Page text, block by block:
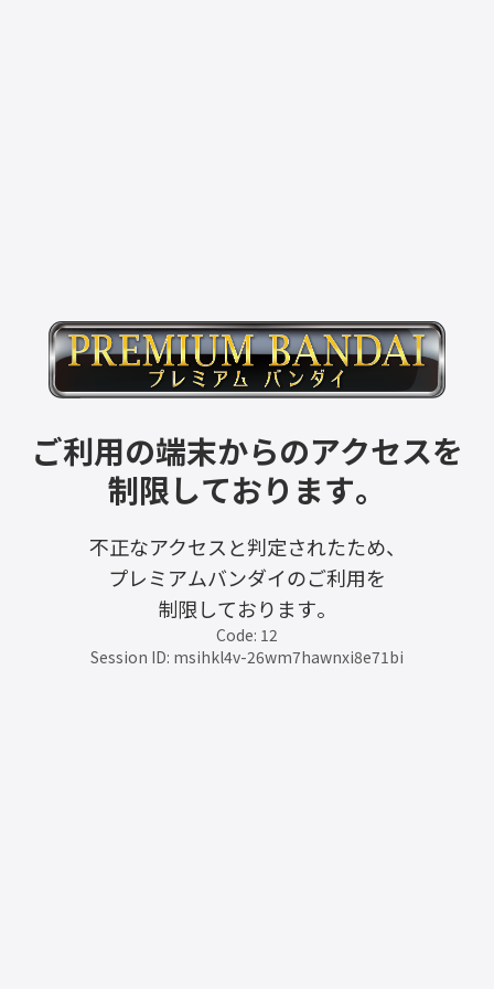
ご利用の端末からのアクセスを
制限しております。
不正なアクセスと判定されたため、
プレミアムバンダイのご利用を
制限しております。
Code: 12
Session ID: msihkl4v-26wm7hawnxi8e71bi